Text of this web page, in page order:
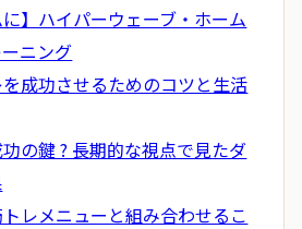
】ハイパーウェーブ・ホーム
ニング
成功させるためのコツと生活
の鍵 ? 長期的な視点で見たダ
レメニューと組み合わせるこ